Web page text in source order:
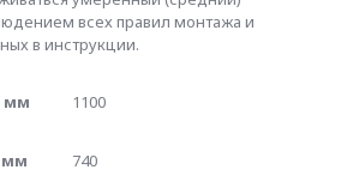
всех правил монтажа и
в инструкции.
мм 1100
мм 740